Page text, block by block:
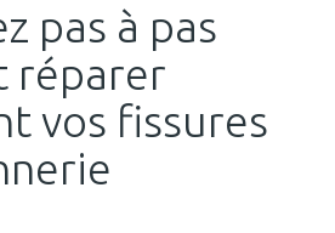
pas à pas
réparer
vos fissures